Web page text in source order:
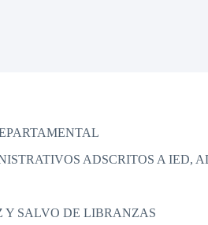
ADSCRITOS A
Y SALVO DE LIBRANZAS